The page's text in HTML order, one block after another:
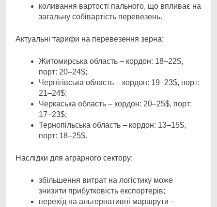
коливання вартості пального, що впливає на
загальну собівартість перевезень.
Актуальні тарифи на перевезення зерна:
Житомирська область – кордон: 18–22$,
порт: 20–24$;
Чернігівська область – кордон: 19–23$, порт:
21–24$;
Черкаська область – кордон: 20–25$, порт:
17–23$;
Тернопільська область – кордон: 13–15$,
порт: 18–25$.
Наслідки для аграрного сектору:
збільшення витрат на логістику може
знизити прибутковість експортерів;
перехід на альтернативні маршрути –